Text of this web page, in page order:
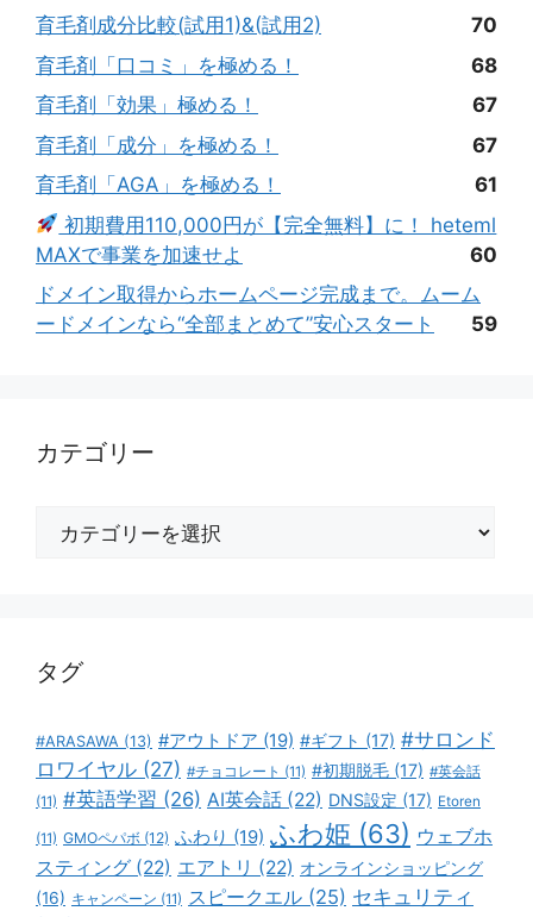
育毛剤成分比較(試用1)&(試用2)
70
育毛剤「口コミ」を極める！
68
育毛剤「効果」極める！
67
育毛剤「成分」を極める！
67
育毛剤「AGA」を極める！
61
初期費用110,000円が【完全無料】に！ heteml
MAXで事業を加速せよ
60
ドメイン取得からホームページ完成まで。ムーム
ードメインなら“全部まとめて”安心スタート
59
カテゴリー
タグ
#ARASAWA (13) #アウトドア (19) #ギフト (17) #サロンド
ロワイヤル (27) #チョコレート (11) #初期脱毛 (17) #英会話
(11) #英語学習 (26) AI英会話 (22) DNS設定 (17) Etoren
(11) GMOペパボ (12) ふわり (19) ふわ姫 (63) ウェブホ
スティング (22) エアトリ (22) オンラインショッピング
(16) キャンペーン (11) スピークエル (25) セキュリティ